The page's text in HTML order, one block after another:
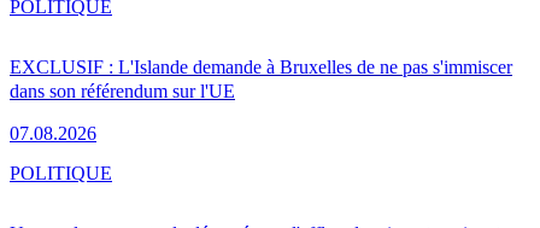
EXCLUSIF : L'Islande demande à Bruxelles de ne pas s'immiscer
dans son référendum sur l'UE
07.08.2026
POLITIQUE
POLITIQUE